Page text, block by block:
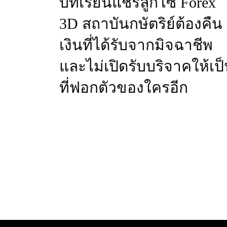
3D สถาบันกษัตริย์ต้องคืน
เงินที่ได้รับจากมิจฉาชีพ
และไม่เปิดรับบริจาคให้เ
ที่ฟอกตัวของใครอีก